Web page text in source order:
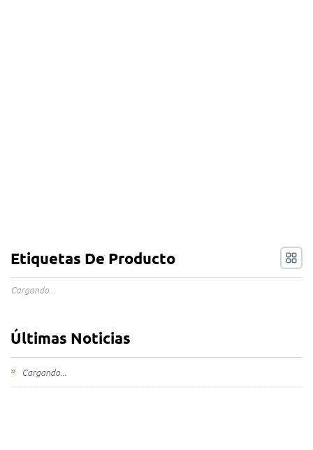
Etiquetas De Producto
Cargando...
Últimas Noticias
Cargando...